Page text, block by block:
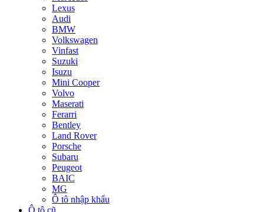
Lexus
Audi
BMW
Volkswagen
Vinfast
Suzuki
Isuzu
Mini Cooper
Volvo
Maserati
Ferarri
Bentley
Land Rover
Porsche
Subaru
Peugeot
BAIC
MG
Ô tô nhập khẩu
Ô tô cũ